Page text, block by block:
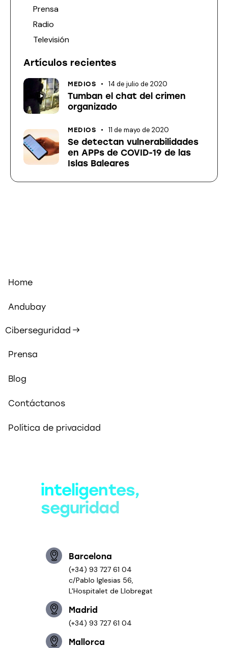
Prensa
Radio
Televisión
Artículos recientes
MEDIOS 14 de julio de 2020
Tumban el chat del crimen
organizado
MEDIOS 11 de mayo de 2020
Se detectan vulnerabilidades
en APPs de COVID-19 de las
Islas Baleares
Home
Andubay
Ciberseguridad
Prensa
Blog
Contáctanos
Política de privacidad
inteligentes,
seguridad
Barcelona
(+34) 93 727 61 04
c/Pablo Iglesias 56,
L'Hospitalet de Llobregat
Madrid
(+34) 93 727 61 04
Mallorca